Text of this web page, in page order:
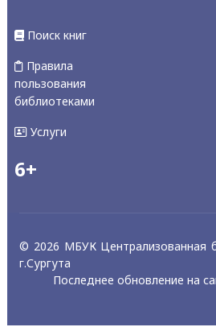
Поиск книг
Правила
пользования
библиотеками
Услуги
6+
© 2026 МБУК Централизованная
г.Сургута
Последнее обновление на